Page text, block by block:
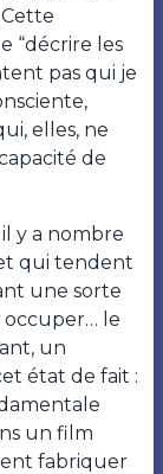
Cette
“décrire les
pas qui je
elles, ne
de
y a nombre
qui tendent
une sorte
occuper… le
un
état de fait :
un film
fabriquer